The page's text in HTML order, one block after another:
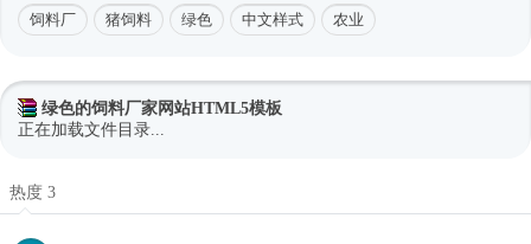
饲料厂 猪饲料 绿色 中文样式 农业
绿色的饲料厂家网站HTML5模板
正在加载文件目录...
热度 3